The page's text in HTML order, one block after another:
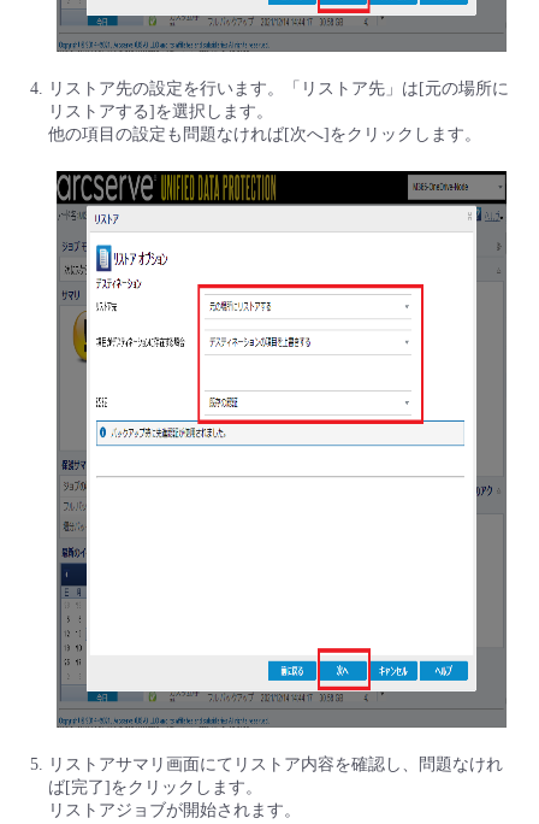
リストア先の設定を行います。「リストア先」は[元の場所に
リストアする]を選択します。
他の項目の設定も問題なければ[次へ]をクリックします。
リストアサマリ画面にてリストア内容を確認し、問題なけれ
ば[完了]をクリックします。
リストアジョブが開始されます。